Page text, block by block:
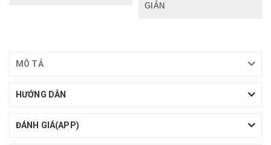
GIẢN
MÔ TẢ
HƯỚNG DẪN
ĐÁNH GIÁ(APP)